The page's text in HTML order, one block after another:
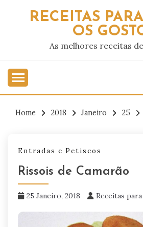
RECEITAS
OS
As melhores receitas
Home 2018 Janeiro 25
Entradas e Petiscos
Rissois de Camarão
25 Janeiro, 2018 Receitas